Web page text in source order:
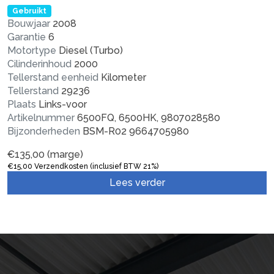
Gebruikt
Bouwjaar 2008
Garantie 6
Motortype Diesel (Turbo)
Cilinderinhoud 2000
Tellerstand eenheid Kilometer
Tellerstand 29236
Plaats Links-voor
Artikelnummer 6500FQ, 6500HK, 9807028580
Bijzonderheden BSM-R02 9664705980
€135,00 (marge)
€15,00 Verzendkosten (inclusief BTW 21%)
Lees verder